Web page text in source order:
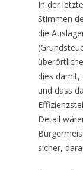
In der
Stimmen
die
dies damit,
und dass
Detail
sicher,